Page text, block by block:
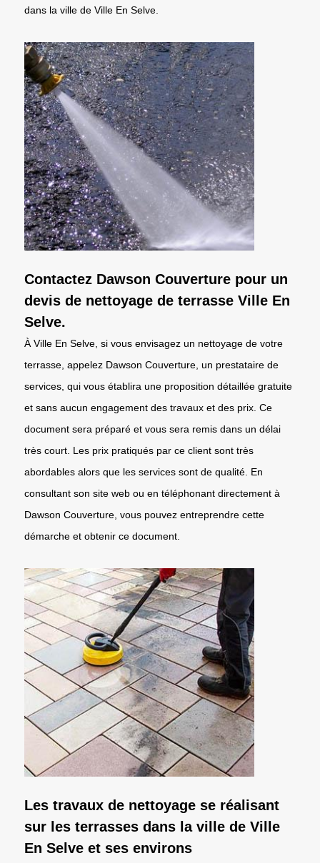
dans la ville de Ville En Selve.
Contactez Dawson Couverture pour un
devis de nettoyage de terrasse Ville En
Selve.
À Ville En Selve, si vous envisagez un nettoyage de votre
terrasse, appelez Dawson Couverture, un prestataire de
services, qui vous établira une proposition détaillée gratuite
et sans aucun engagement des travaux et des prix. Ce
document sera préparé et vous sera remis dans un délai
très court. Les prix pratiqués par ce client sont très
abordables alors que les services sont de qualité. En
consultant son site web ou en téléphonant directement à
Dawson Couverture, vous pouvez entreprendre cette
démarche et obtenir ce document.
Les travaux de nettoyage se réalisant
sur les terrasses dans la ville de Ville
En Selve et ses environs